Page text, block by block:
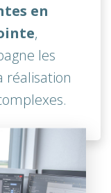
en
,
les
réalisation